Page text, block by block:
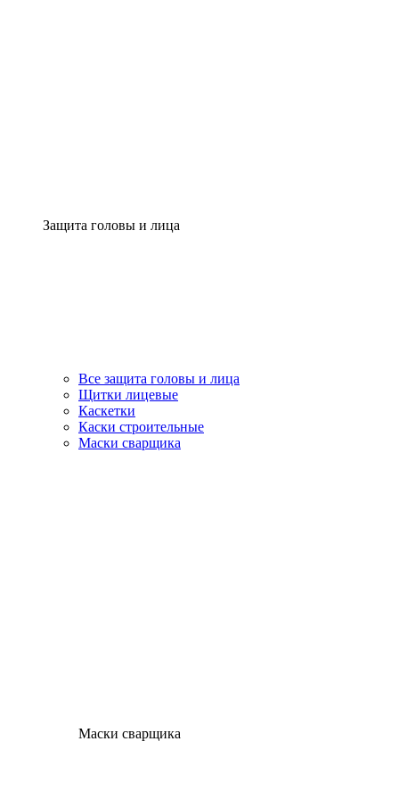
Защита головы и лица
Все защита головы и лица
Щитки лицевые
Каскетки
Каски строительные
Маски сварщика
Маски сварщика